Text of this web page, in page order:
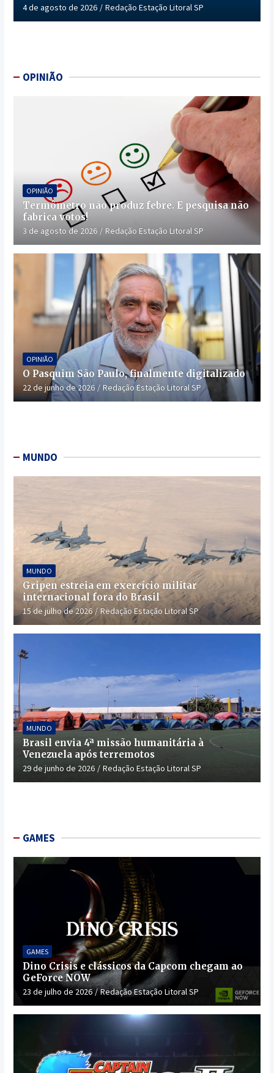
4 de agosto de 2026 Redação Estação Litoral SP
OPINIÃO
OPINIÃO
Termômetro não produz febre. E pesquisa não
fabrica votos!
3 de agosto de 2026 Redação Estação Litoral SP
OPINIÃO
O Pasquim São Paulo, finalmente digitalizado
22 de junho de 2026 Redação Estação Litoral SP
MUNDO
MUNDO
Gripen estreia em exercício militar
internacional fora do Brasil
15 de julho de 2026 Redação Estação Litoral SP
MUNDO
Brasil envia 4ª missão humanitária à
Venezuela após terremotos
29 de junho de 2026 Redação Estação Litoral SP
GAMES
GAMES
Dino Crisis e clássicos da Capcom chegam ao
GeForce NOW
23 de julho de 2026 Redação Estação Litoral SP